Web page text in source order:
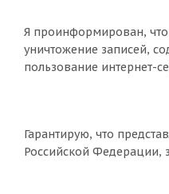
Я проинформирован, что
уничтожение записей,
пользование интернет-
Гарантирую, что
Российской Федерации,